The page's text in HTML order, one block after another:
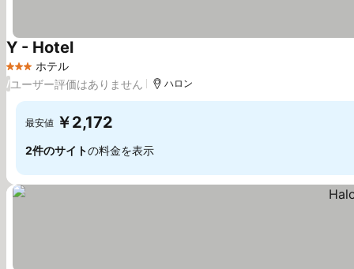
3 ホテルのランク
ホテル
Y - Hotel料金を表示
/ユーザー評価はありません ハロン
最安値 ￥2,172
2件のサイトの料金を表示